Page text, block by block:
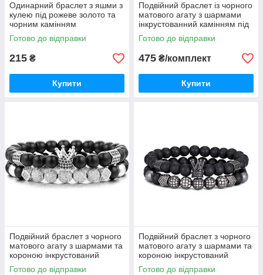
Одинарний браслет з яшми з
кулею під рожеве золото та
чорним камінням
Готово до відправки
215 ₴
Купити
Подвійний браслет із чорного
матового агату з шармами
інкрустованний камінням під
срібло
Готово до відправки
475 ₴/комплект
Купити
Подвійний браслет з чорного
матового агату з шармами та
короною інкрустований
камінням під срібло
Готово до відправки
Подвійний браслет з чорного
матового агату з шармами та
короною інкрустований
камінням
Готово до відправки